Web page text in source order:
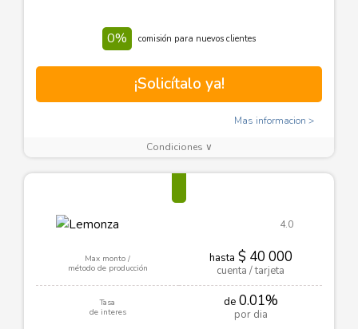
0% comisión para nuevos clientes
¡Solicítalo ya!
Mas informacion
Condiciones ∨
4.0
Max monto /
método de producción
hasta $ 40 000
cuenta / tarjeta
Tasa
de interes
de0.01%
por dia